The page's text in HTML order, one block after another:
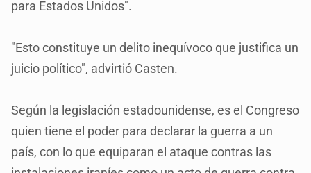
para Estados Unidos".
"Esto constituye un delito inequívoco que justifica un
juicio político", advirtió Casten.
Según la legislación estadounidense, es el Congreso
quien tiene el poder para declarar la guerra a un
país, con lo que equiparan el ataque contras las